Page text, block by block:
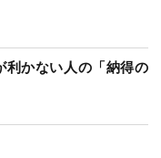
かない人の「納得の